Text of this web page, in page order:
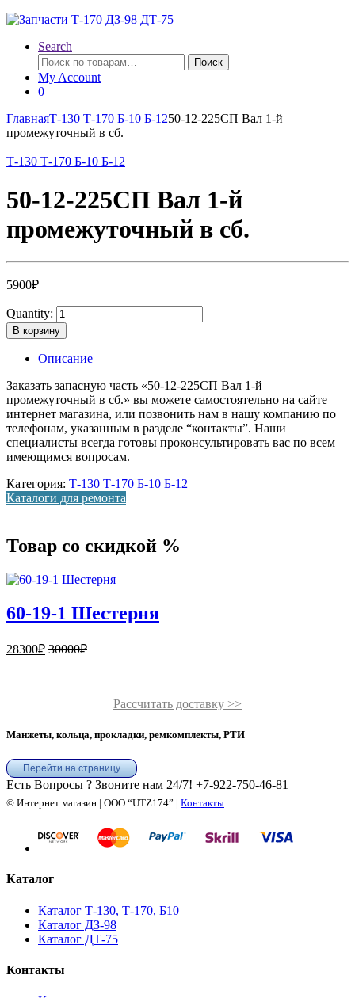
Search
Искать:
Поиск
My Account
0
ГлавнаяТ-130 Т-170 Б-10 Б-1250-12-225СП Вал 1-й
промежуточный в сб.
Т-130 Т-170 Б-10 Б-12
50-12-225СП Вал 1-й
промежуточный в сб.
5900₽
Quantity:
В корзину
Описание
Заказать запасную часть «50-12-225СП Вал 1-й
промежуточный в сб.» вы можете самостоятельно на сайте
интернет магазина, или позвонить нам в нашу компанию по
телефонам, указанным в разделе “контакты”. Наши
специалисты всегда готовы проконсультировать вас по всем
имеющимся вопросам.
Категория: Т-130 Т-170 Б-10 Б-12
Каталоги для ремонта
Товар со скидкой %
60-19-1 Шестерня
28300₽ 30000₽
Рассчитать доставку >>
Манжеты, кольца, прокладки, ремкомплекты, РТИ
Перейти на страницу
Есть Вопросы ? Звоните нам 24/7! +7-922-750-46-81
© Интернет магазин | ООО “UTZ174” | Контакты
Каталог
Каталог Т-130, Т-170, Б10
Каталог ДЗ-98
Каталог ДТ-75
Контакты